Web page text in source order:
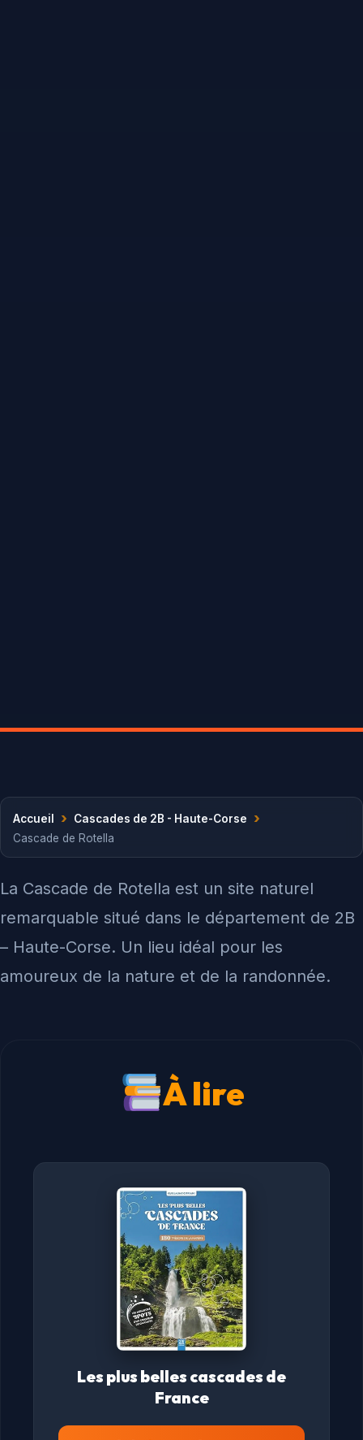
Accueil › Cascades de 2B - Haute-Corse ›
Cascade de Rotella
La Cascade de Rotella est un site naturel
remarquable situé dans le département de 2B
– Haute-Corse. Un lieu idéal pour les
amoureux de la nature et de la randonnée.
À lire
Les plus belles cascades de
France